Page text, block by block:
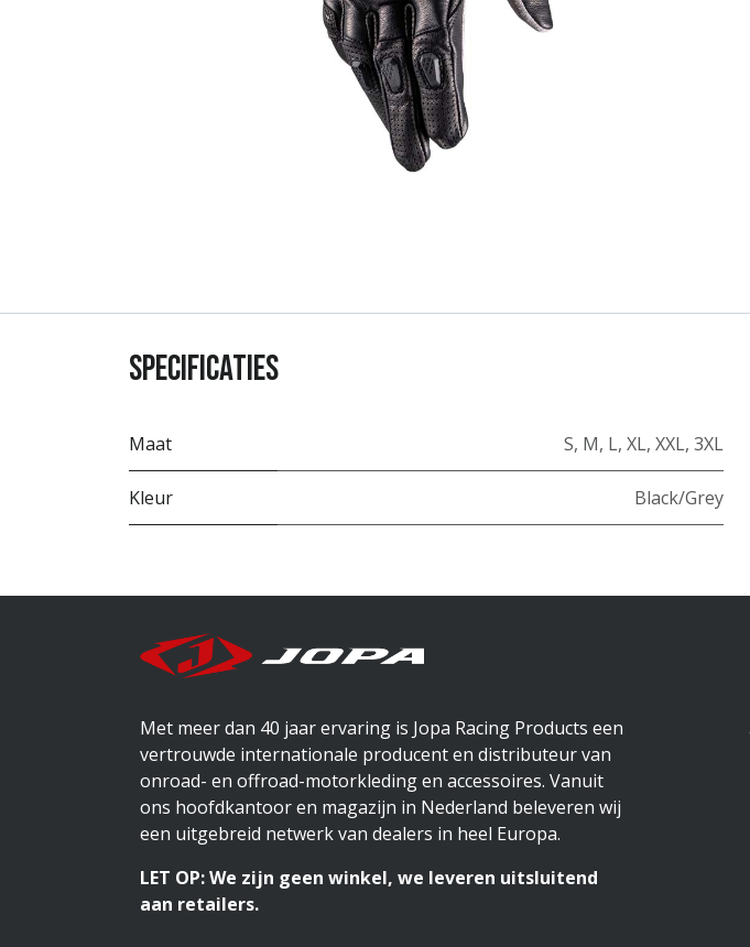
Specificaties
Maat S, M, L, XL, XXL, 3XL
Kleur Black/Grey
Met meer dan 40 jaar ervaring is Jopa Racing Products een
vertrouwde internationale producent en distributeur van
onroad- en offroad-motorkleding en accessoires. Vanuit
ons hoofdkantoor en magazijn in Nederland beleveren wij
een uitgebreid netwerk van dealers in heel Europa.
LET OP: We zijn geen winkel, we leveren uitsluitend
aan retailers.